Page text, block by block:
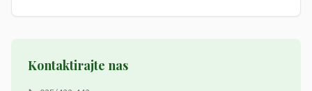
Kontaktirajte nas